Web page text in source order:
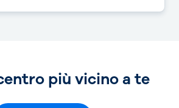
più vicino a te